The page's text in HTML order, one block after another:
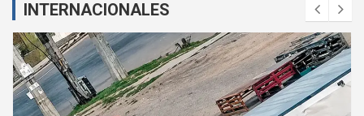
INTERNACIONALES